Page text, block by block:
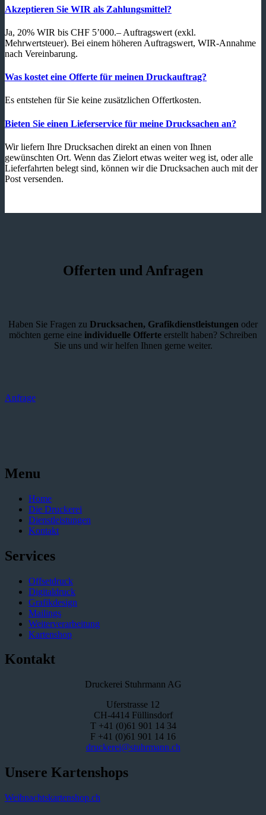
Akzeptieren Sie WIR als Zahlungsmittel?
Ja, 20% WIR bis CHF 5’000.– Auftragswert (exkl.
Mehrwertsteuer). Bei einem höheren Auftragswert, WIR-Annahme
nach Vereinbarung.
Was kostet eine Offerte für meinen Druckauftrag?
Es entstehen für Sie keine zusätzlichen Offertkosten.
Bieten Sie einen Lieferservice für meine Drucksachen an?
Wir liefern Ihre Drucksachen direkt an einen von Ihnen
gewünschten Ort. Wenn das Zielort etwas weiter weg ist, oder alle
Lieferfahrten belegt sind, können wir die Drucksachen auch mit der
Post versenden.
Offerten und Anfragen
Haben Sie Fragen zu Drucksachen, Grafikdienstleistungen oder
möchten gerne eine individuelle Offerte erstellt haben? Schreiben
Sie uns und wir helfen Ihnen gerne weiter.
Anfrage
Menu
Home
Die Druckerei
Dienstleistungen
Kontakt
Services
Offsetdruck
Digitaldruck
Grafikdesign
Mailings
Weiterverarbeitung
Kartenshop
Kontakt
Druckerei Stuhrmann AG
Uferstrasse 12
CH-4414 Füllinsdorf
T +41 (0)61 901 14 34
F +41 (0)61 901 14 16
druckerei@stuhrmann.ch
Unsere Kartenshops
Weihnachtskartenshop.ch